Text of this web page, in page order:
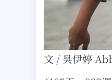
文 / 吳伊婷